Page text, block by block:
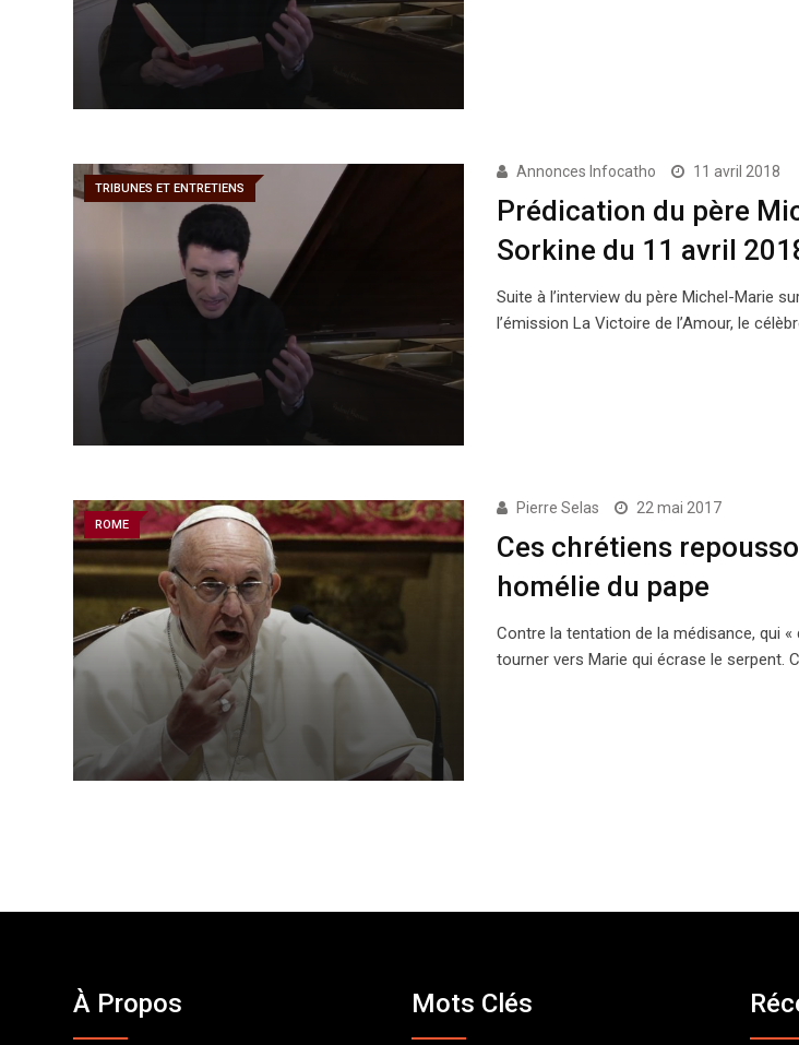
TRIBUNES ET ENTRETIENS
Annonces Infocatho 11 avril 2018
Prédication du père
Sorkine du 11 avril
Suite à l’interview du père Michel-Marie
l’émission La Victoire de l’Amour, le
ROME
Pierre Selas 22 mai 2017
Ces chrétiens
homélie du pape
Contre la tentation de la médisance, qui
tourner vers Marie qui écrase le serpent.
À Propos Mots Clés